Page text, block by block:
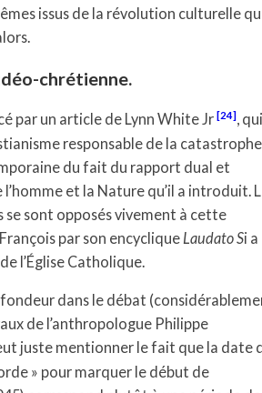
issus de la révolution culturelle
chrétienne.
par un article de Lynn White Jr [24] ,
responsable de la catastrophe
du fait du rapport dual et
et la Nature qu’il a introduit.
se sont opposés vivement à cette
par son encyclique Laudato Si a
l’Église Catholique.
dans le débat
de l’anthropologue Philippe
juste mentionner le fait que la date
» pour marquer le début de